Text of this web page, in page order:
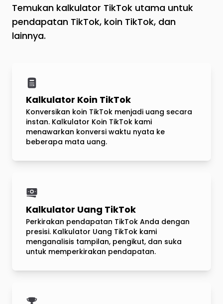
Temukan kalkulator TikTok utama untuk
pendapatan TikTok, koin TikTok, dan
lainnya.
Kalkulator Koin TikTok
Konversikan koin TikTok menjadi uang secara
instan. Kalkulator Koin TikTok kami
menawarkan konversi waktu nyata ke
beberapa mata uang.
Kalkulator Uang TikTok
Perkirakan pendapatan TikTok Anda dengan
presisi. Kalkulator Uang TikTok kami
menganalisis tampilan, pengikut, dan suka
untuk memperkirakan pendapatan.